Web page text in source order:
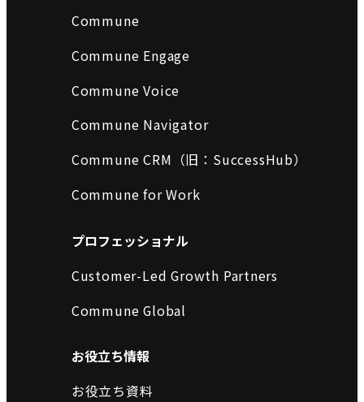
Commune
Commune Engage
Commune Voice
Commune Navigator
Commune CRM（旧：SuccessHub）
Commune for Work
プロフェッショナル
Customer-Led Growth Partners
Commune Global
お役立ち情報
お役立ち資料